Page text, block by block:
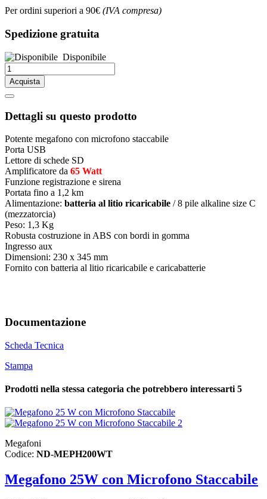
Per ordini superiori a 90€ (IVA compresa)
Spedizione gratuita
Disponibile
Acquista
Dettagli su questo prodotto
Potente megafono con microfono staccabile
Porta USB
Lettore di schede SD
Amplificatore da 65 Watt
Funzione registrazione e sirena
Portata fino a 1,2 km
Alimentazione: batteria al litio ricaricabile / 8 pile alkaline size C
(mezzatorcia)
Peso: 1,3 Kg
Robusta costruzione in ABS con bordi in gomma
Ingresso aux
Dimensioni: 230 x 345 mm
Fornito con batteria al litio ricaricabile e caricabatterie
Documentazione
Scheda Tecnica
Stampa
Prodotti nella stessa categoria che potrebbero interessarti 5
Megafoni
Codice: ND-MEPH200WT
Megafono 25W con Microfono Staccabile